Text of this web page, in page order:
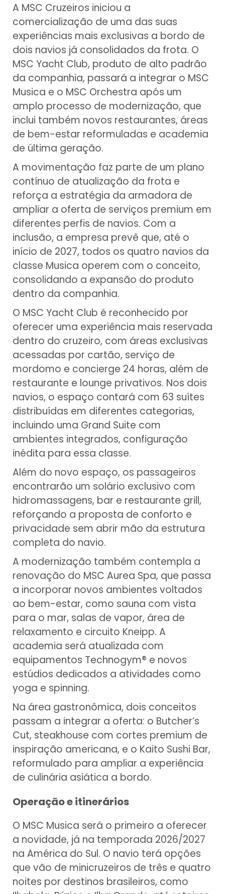
A MSC Cruzeiros iniciou a
comercialização de uma das suas
experiências mais exclusivas a bordo de
dois navios já consolidados da frota. O
MSC Yacht Club, produto de alto padrão
da companhia, passará a integrar o MSC
Musica e o MSC Orchestra após um
amplo processo de modernização, que
inclui também novos restaurantes, áreas
de bem-estar reformuladas e academia
de última geração.
A movimentação faz parte de um plano
contínuo de atualização da frota e
reforça a estratégia da armadora de
ampliar a oferta de serviços premium em
diferentes perfis de navios. Com a
inclusão, a empresa prevê que, até o
início de 2027, todos os quatro navios da
classe Musica operem com o conceito,
consolidando a expansão do produto
dentro da companhia.
O MSC Yacht Club é reconhecido por
oferecer uma experiência mais reservada
dentro do cruzeiro, com áreas exclusivas
acessadas por cartão, serviço de
mordomo e concierge 24 horas, além de
restaurante e lounge privativos. Nos dois
navios, o espaço contará com 63 suítes
distribuídas em diferentes categorias,
incluindo uma Grand Suite com
ambientes integrados, configuração
inédita para essa classe.
Além do novo espaço, os passageiros
encontrarão um solário exclusivo com
hidromassagens, bar e restaurante grill,
reforçando a proposta de conforto e
privacidade sem abrir mão da estrutura
completa do navio.
A modernização também contempla a
renovação do MSC Aurea Spa, que passa
a incorporar novos ambientes voltados
ao bem-estar, como sauna com vista
para o mar, salas de vapor, área de
relaxamento e circuito Kneipp. A
academia será atualizada com
equipamentos Technogym® e novos
estúdios dedicados a atividades como
yoga e spinning.
Na área gastronômica, dois conceitos
passam a integrar a oferta: o Butcher’s
Cut, steakhouse com cortes premium de
inspiração americana, e o Kaito Sushi Bar,
reformulado para ampliar a experiência
de culinária asiática a bordo.
Operação e itinerários
O MSC Musica será o primeiro a oferecer
a novidade, já na temporada 2026/2027
na América do Sul. O navio terá opções
que vão de minicruzeiros de três e quatro
noites por destinos brasileiros, como